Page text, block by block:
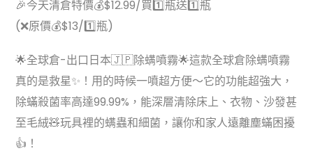
was:
$26.00.
is:
$12.99.
🎉今天清倉特價💰$12.99/買1️⃣瓶送1️⃣瓶
(❌原價💰$13/1️⃣瓶)
🌟全球倉-出口日本🇯🇵除螨噴霧🌟這款全球倉除螨噴霧
真的是救星✨！用的時候一噴超方便～它的功能超強大，
除蟎殺菌率高達99.99%，能深層清除床上、衣物、沙發甚
至毛絨🧸玩具裡的螨蟲和細菌，讓你和家人遠離塵蟎困擾
👍！